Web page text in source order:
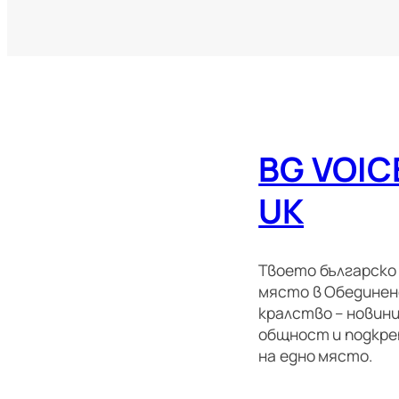
BG
UK
Твоето българско
място в
кралство –
общност и
на едно място.